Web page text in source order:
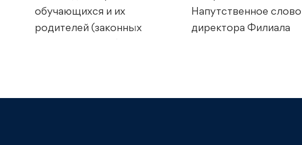
обучающихся и их
родителей (законных
Напутственное слово
директора Филиала